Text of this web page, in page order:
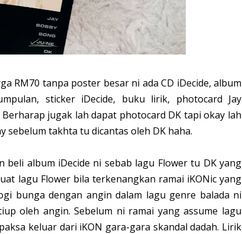
RM70 tanpa poster besar ni ada CD iDecide, album
sticker iDecide, buku lirik, photocard Jay
jugak lah dapat photocard DK tapi okay lah
sebelum takhta tu dicantas oleh DK haha.
beli album iDecide ni sebab lagu Flower tu DK yang
lagu Flower bila terkenangkan ramai iKONic yang
bunga dengan angin dalam lagu genre balada ni
oleh angin. Sebelum ni ramai yang assume lagu
keluar dari iKON gara-gara skandal dadah. Lirik